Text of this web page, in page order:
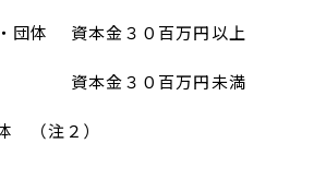
団体 資本金３０百万円以上
資本金３０百万円未満
（注２）